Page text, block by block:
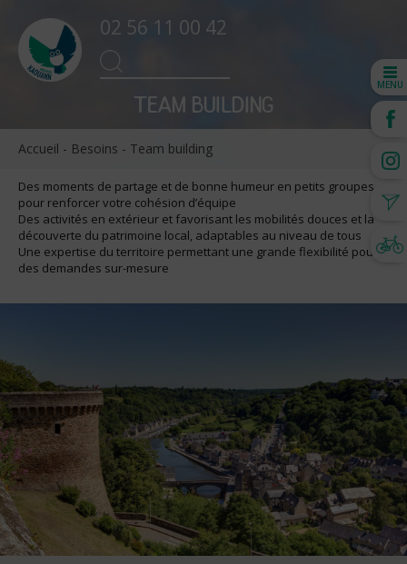
Search
for:
SEARCH
02 56 11 00 42
TEAM BUILDING
MENU
Accueil - Besoins - Team building
Des moments de partage et de bonne humeur en petits groupes
pour renforcer votre cohésion d’équipe
Des activités en extérieur et favorisant les mobilités douces et la
découverte du patrimoine local, adaptables au niveau de tous
Une expertise du territoire permettant une grande flexibilité pour
des demandes sur-mesure